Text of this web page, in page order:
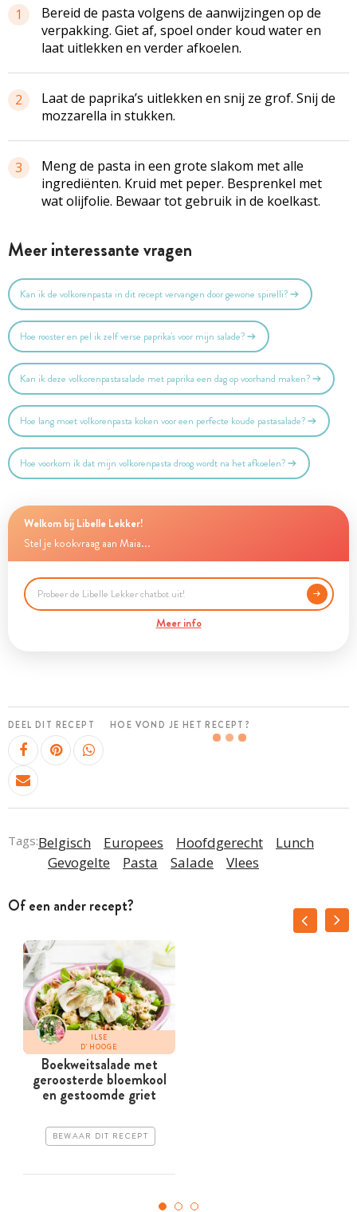
1
Bereid de pasta volgens de aanwijzingen op de
verpakking. Giet af, spoel onder koud water en
laat uitlekken en verder afkoelen.
2
Laat de paprika’s uitlekken en snij ze grof. Snij de
mozzarella in stukken.
3
Meng de pasta in een grote slakom met alle
ingrediënten. Kruid met peper. Besprenkel met
wat olijfolie. Bewaar tot gebruik in de koelkast.
Meer interessante vragen
Kan ik de volkorenpasta in dit recept vervangen door gewone spirelli?
Hoe rooster en pel ik zelf verse paprika's voor mijn salade?
Kan ik deze volkorenpastasalade met paprika een dag op voorhand maken?
Hoe lang moet volkorenpasta koken voor een perfecte koude pastasalade?
Hoe voorkom ik dat mijn volkorenpasta droog wordt na het afkoelen?
Welkom bij Libelle Lekker!
Stel je kookvraag aan Maia...
Meer info
DEEL DIT RECEPT HOE VOND JE HET RECEPT?
Tags:Belgisch Europees Hoofdgerecht
Lunch
Gevogelte
Pasta Salade Vlees
Of een ander recept?
ILSE
D'HOOGE
Boekweitsalade met
geroosterde bloemkool
en gestoomde griet
BEWAAR DIT RECEPT